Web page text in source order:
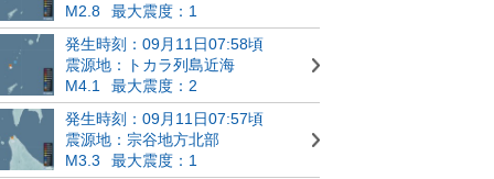
M2.8
最大震度：1
発生時刻：09月11日07:58頃
震源地：トカラ列島近海
M4.1
最大震度：2
発生時刻：09月11日07:57頃
震源地：宗谷地方北部
M3.3
最大震度：1